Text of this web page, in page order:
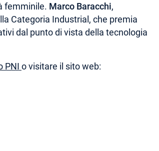
femminile. Marco Baracchi,
Categoria Industrial, che premia
dal punto di vista della tecnologia
PNI o visitare il sito web: